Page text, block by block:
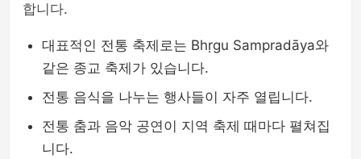
합니다.
대표적인 전통 축제로는 Bhṛgu Sampradāya와
같은 종교 축제가 있습니다.
전통 음식을 나누는 행사들이 자주 열립니다.
전통 춤과 음악 공연이 지역 축제 때마다 펼쳐집
니다.